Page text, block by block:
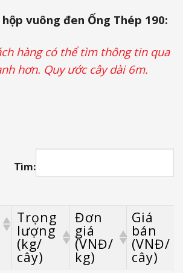
vuông đen Ống Thép 190:
hàng có thể tìm thông tin qua
hơn. Quy ước cây dài 6m.
Tìm:
Trọng
lượng
(kg/
cây)
Đơn
giá
(VNĐ/
kg)
Giá
bán
(VNĐ/
cây)